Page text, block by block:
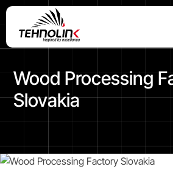
Wood Processing
Slovakia